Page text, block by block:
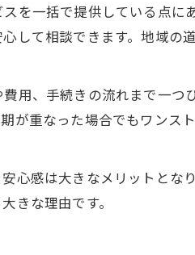
約がスムーズな理由を解説
屋でプロが親身に提案
保険プランを同時に確認
ば保証やアフターも安心
を一括で提供している点に
て相談できます。地域の
用、手続きの流れまで一つ
が重なった場合でもワンス
心感は大きなメリットとな
きな理由です。